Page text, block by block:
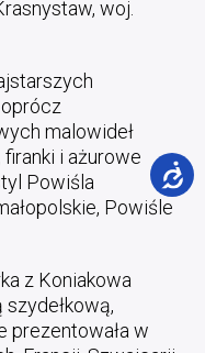
woj.
malowideł
i ażurowe
Powiśla
Powiśle
z Koniakowa
prezentowała w